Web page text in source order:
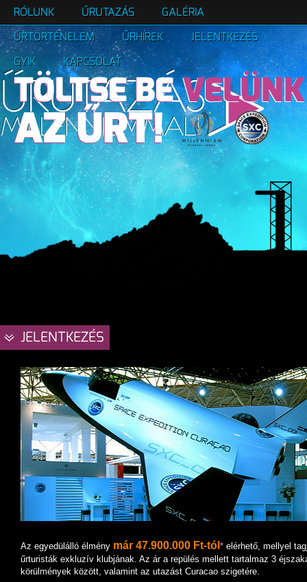
RÓLUNK ŰRUTAZÁS
GALÉRIA
ŰRTÖRTÉNELEM
ŰRHÍREK
JELENTKEZÉS
GYIK
KAPCSOLAT
JELENTKEZÉS
Az egyedülálló élmény már 47.900.000 Ft-tól * elérhető, mellyel
űrturisták exkluzív klubjának. Az ár a repülés mellett tartalmaz 3
körülmények között, valamint az utazást Curacao szigetére.